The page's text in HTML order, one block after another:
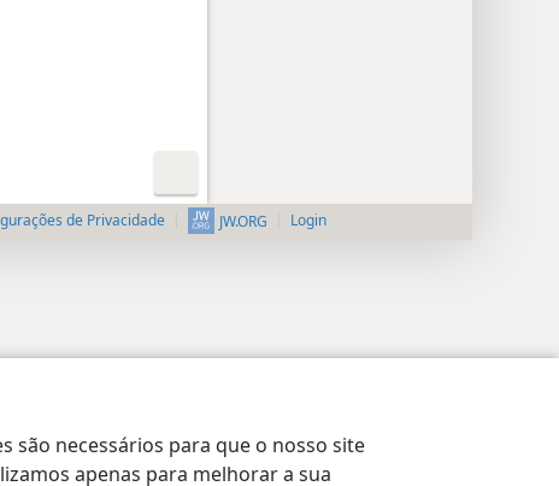
são necessários para que o nosso site
apenas para melhorar a sua
de Privacidade JW.ORG Login